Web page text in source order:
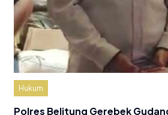
Hukum
Polres Belitung Gerebek